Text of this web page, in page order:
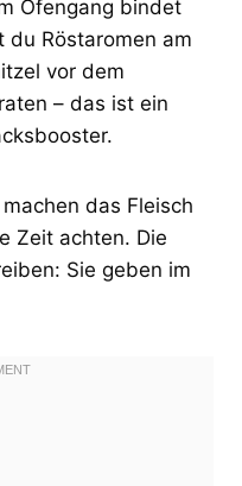
Ofengang bindet
Röstaromen am
vor dem
– das ist ein
das Fleisch
Zeit achten. Die
Sie geben im